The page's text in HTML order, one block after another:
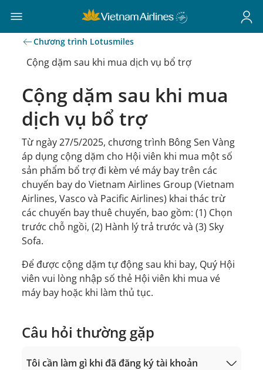
Chương trình Lotusmiles
Cộng dặm sau khi mua dịch vụ bổ trợ
Cộng dặm sau khi mua
dịch vụ bổ trợ
Từ ngày 27/5/2025, chương trình Bông Sen Vàng
áp dụng cộng dặm cho Hội viên khi mua một số
sản phẩm bổ trợ đi kèm vé máy bay trên các
chuyến bay do Vietnam Airlines Group (Vietnam
Airlines, Vasco và Pacific Airlines) khai thác trừ
các chuyến bay thuê chuyến, bao gồm: (1) Chọn
trước chỗ ngồi, (2) Hành lý trả trước và (3) Sky
Sofa.
Để được cộng dặm tự động sau khi bay, Quý Hội
viên vui lòng nhập số thẻ Hội viên khi mua vé
máy bay hoặc khi làm thủ tục.
Câu hỏi thường gặp
Tôi cần làm gì khi đã đăng ký tài khoản